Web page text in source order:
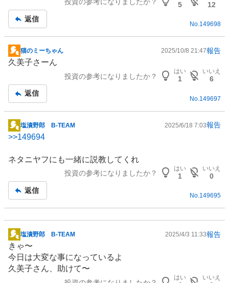
投資の参考になりましたか？ 5
12
返信
No.149698
掲
示
事
猫のミーちゃん 2025/10/8 21:47報告
久美子さーん
投資の参考になりましたか？
はい
1
いいえ
6
返信
No.149697
掲
示
記
塩漬野郎 B-TEAM 2025/6/18 7:03報告
>>149694
ネタニヤフにも一緒に説教してくれ
投資の参考になりましたか？
はい
1
いいえ
0
返信
No.149695
掲
示
板
記
塩漬野郎 B-TEAM 2025/4/3 11:33報告
きゃ〜
今日は大変な事になっているよ
久美子さん、助けて〜
はい いいえ